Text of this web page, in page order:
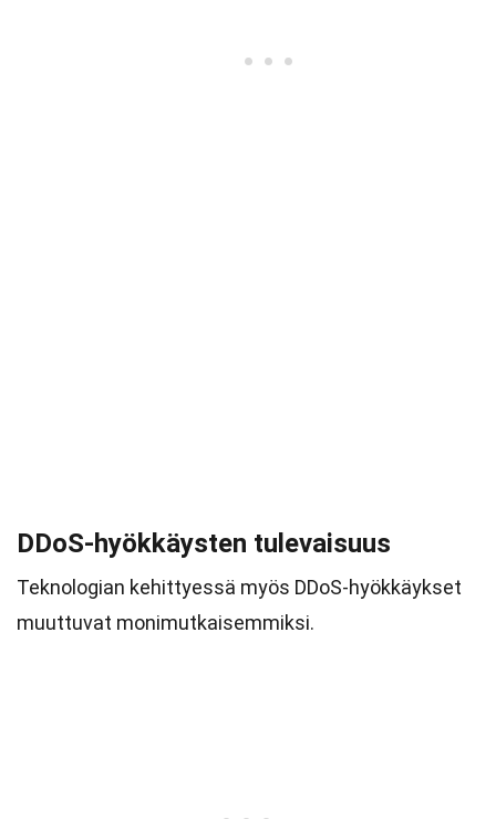
DDoS-hyökkäysten tulevaisuus
Teknologian kehittyessä myös DDoS-hyökkäykset
muuttuvat monimutkaisemmiksi.